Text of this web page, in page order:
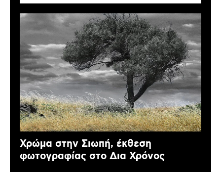
Χρώμα στην Σιωπή, έκθεση
φωτογραφίας στο Δια Χρόνος